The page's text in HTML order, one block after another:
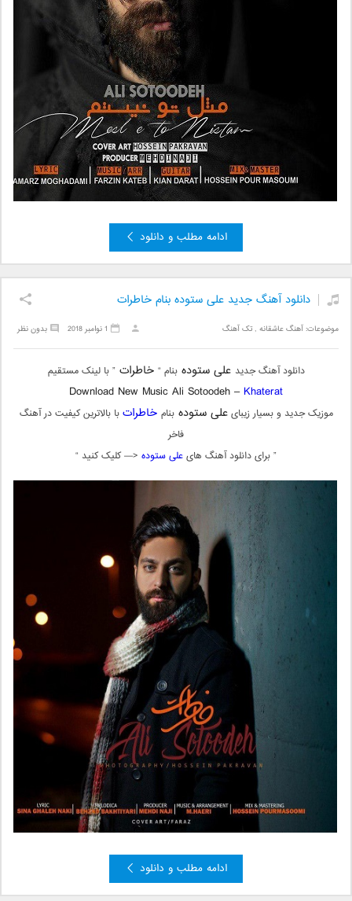
ادامه مطلب و دانلود
دانلود آهنگ جدید علی ستوده بنام خاطرات
موضوعات:آهنگ عاشقانه ,تک آهنگ بدون نظر 1 نوامبر 2018
دانلود آهنگ جدید علی ستودهبنام “ خاطرات” با لینک مستقیم
Download New Music Ali Sotoodeh – Khaterat
موزیک جدید و بسیار زیبایعلی ستودهبنام خاطراتبا بالاترین کیفیت در آهنگ
فاخر
” برای دانلود آهنگ هایعلی ستوده <— کلیک کنید “
ادامه مطلب و دانلود